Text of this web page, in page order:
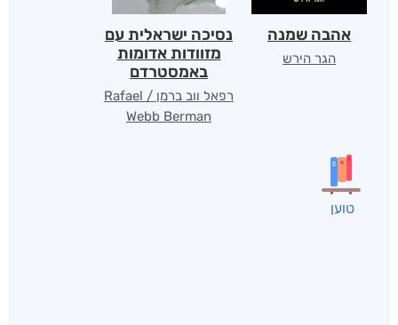
אהבה שמנה
הגר הירש
נסיכה ישראלית עם
מזוודות אדומות
באמסטרדם
רפאל ווב ברמן / Rafael
Webb Berman
טוען